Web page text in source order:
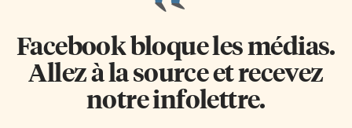
Facebook bloque les médias.
Allez à la source et recevez
notre infolettre.